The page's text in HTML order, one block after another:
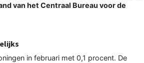
van het Centraal Bureau voor de
in februari met 0,1 procent. De